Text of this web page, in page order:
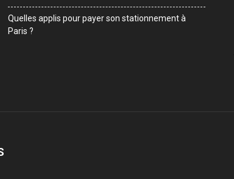
Quelles applis pour payer son stationnement à
Paris ?